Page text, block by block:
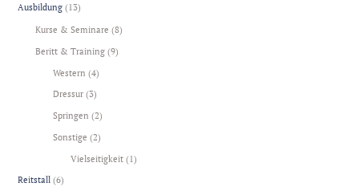
Ausbildung (13)
Kurse & Seminare (8)
Beritt & Training (9)
Western (4)
Dressur (3)
Springen (2)
Sonstige (2)
Vielseitigkeit(1)
Reitstall (6)